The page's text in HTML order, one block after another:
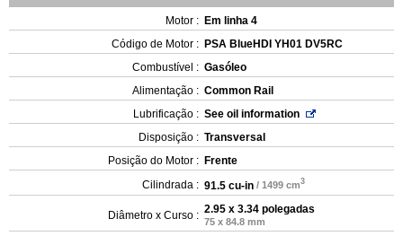
Motor : Em linha 4
Código de Motor : PSA BlueHDI YH01 DV5RC
Combustível : Gasóleo
Alimentação : Common Rail
Lubrificação : See oil information
Disposição : Transversal
Posição do Motor : Frente
Cilindrada : 91.5 cu-in / 1499 cm3
Diâmetro x Curso : 2.95 x 3.34 polegadas
75 x 84.8 mm